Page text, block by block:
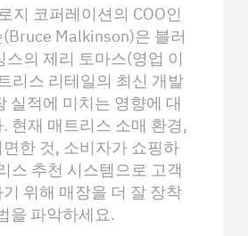
지 코퍼레이션의 COO인
Malkinson)은 블러
스의 제리 토마스(영업 이
리스 리테일의 최신 개발
실적에 미치는 영향에 대
현재 매트리스 소매 환경,
한 것, 소비자가 쇼핑하
스 추천 시스템으로 고객
위해 매장을 더 잘 장착
을 파악하세요.